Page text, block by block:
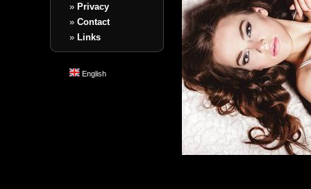
» Privacy
» Contact
» Links
English